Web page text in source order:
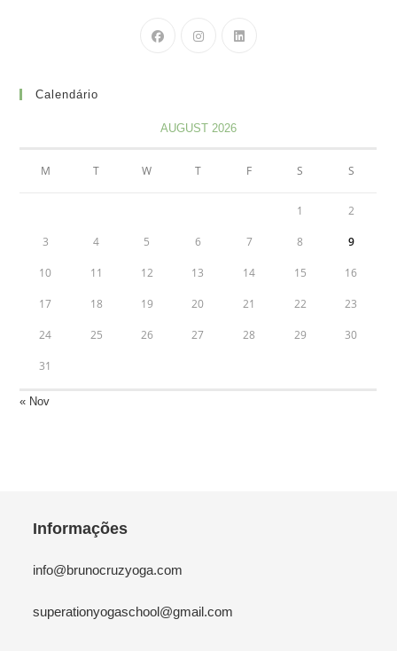
Calendário
AUGUST 2026
M T W T F S S
1 2
3 4 5 6 7 8 9
10 11 12 13 14 15 16
17 18 19 20 21 22 23
24 25 26 27 28 29 30
31
« Nov
Informações
info@brunocruzyoga.com
superationyogaschool@gmail.com